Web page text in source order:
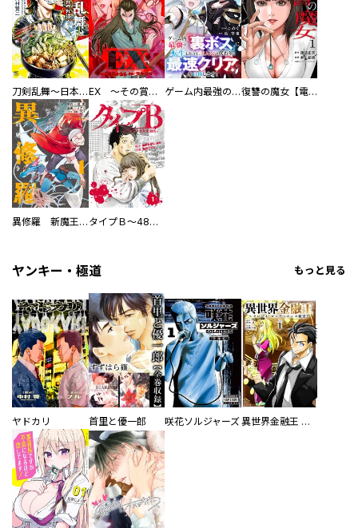
刀剣乱舞～日本号つれづれ酒～ EX ～その賞金稼ぎは、世界の出口を探す～【単行本版】 ゲーム内最強の『裏ボス』に転生したので、主人公の代わりに最速クリアを目指します！【電子単行本版】 復讐の魔女【電子単行本版】
異修羅 新魔王戦争 タイプＢ～48時間後、致死率100％～【単話】
ヤンキー・極道 もっと見る
ヤドカリ 首里と優一郎 咲花ソルジャーズ 異世界金融王 ～クローネ・ゴルディオンの覇道～